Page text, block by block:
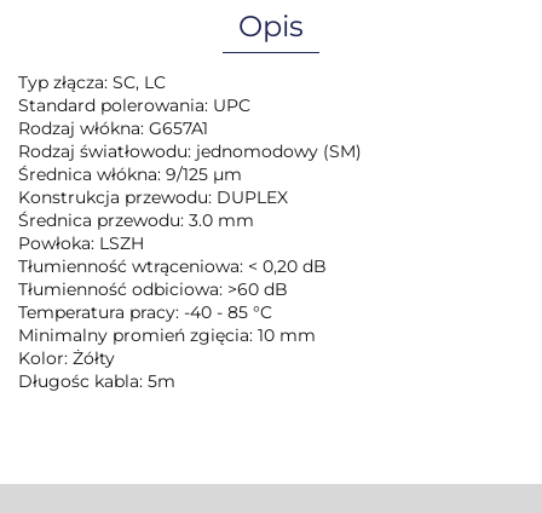
Opis
Typ złącza: SC, LC
Standard polerowania: UPC
Rodzaj włókna: G657A1
Rodzaj światłowodu: jednomodowy (SM)
Średnica włókna: 9/125 µm
Konstrukcja przewodu: DUPLEX
Średnica przewodu: 3.0 mm
Powłoka: LSZH
Tłumienność wtrąceniowa: < 0,20 dB
Tłumienność odbiciowa: >60 dB
Temperatura pracy: -40 - 85 °C
Minimalny promień zgięcia: 10 mm
Kolor: Żółty
Długośc kabla: 5m